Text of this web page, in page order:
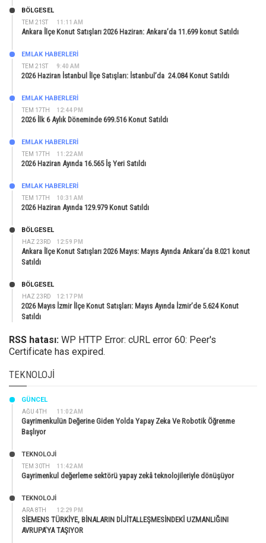
TEM 21ST 11:11 AM
BÖLGESEL
Ankara İlçe Konut Satışları 2026 Haziran: Ankara’da 11.699 konut Satıldı
TEM 21ST 9:40 AM
EMLAK HABERLERI
2026 Haziran İstanbul İlçe Satışları: İstanbul’da 24.084 Konut Satıldı
TEM 17TH 12:44 PM
EMLAK HABERLERI
2026 İlk 6 Aylık Döneminde 699.516 Konut Satıldı
TEM 17TH 11:22 AM
EMLAK HABERLERI
2026 Haziran Ayında 16.565 İş Yeri Satıldı
TEM 17TH 10:31 AM
EMLAK HABERLERI
2026 Haziran Ayında 129.979 Konut Satıldı
HAZ 23RD 12:59 PM
BÖLGESEL
Ankara İlçe Konut Satışları 2026 Mayıs: Mayıs Ayında Ankara’da 8.021 konut
Satıldı
HAZ 23RD 12:17 PM
BÖLGESEL
2026 Mayıs İzmir İlçe Konut Satışları: Mayıs Ayında İzmir’de 5.624 Konut
Satıldı
RSS hatası: WP HTTP Error: cURL error 60: Peer's
Certificate has expired.
TEKNOLOJI
AĞU 4TH 11:02 AM
GÜNCEL
Gayrimenkulün Değerine Giden Yolda Yapay Zeka Ve Robotik Öğrenme
Başlıyor
TEM 30TH 11:42 AM
TEKNOLOJİ
Gayrimenkul değerleme sektörü yapay zekâ teknolojileriyle dönüşüyor
ARA 8TH 12:29 PM
TEKNOLOJİ
SİEMENS TÜRKİYE, BİNALARIN DİJİTALLEŞMESİNDEKİ UZMANLIĞINI
AVRUPA’YA TAŞIYOR